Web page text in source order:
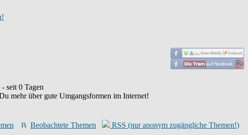
seit 0 Tagen
mehr über gute Umgangsformen im Internet!
Beobachtete Themen RSS (nur anonym zugängliche Themen!)